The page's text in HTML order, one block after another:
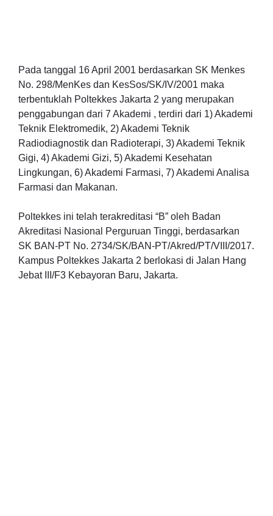
Pada tanggal 16 April 2001 berdasarkan SK Menkes
No. 298/MenKes dan KesSos/SK/IV/2001 maka
terbentuklah Poltekkes Jakarta 2 yang merupakan
penggabungan dari 7 Akademi , terdiri dari 1) Akademi
Teknik Elektromedik, 2) Akademi Teknik
Radiodiagnostik dan Radioterapi, 3) Akademi Teknik
Gigi, 4) Akademi Gizi, 5) Akademi Kesehatan
Lingkungan, 6) Akademi Farmasi, 7) Akademi Analisa
Farmasi dan Makanan.
Poltekkes ini telah terakreditasi “B” oleh Badan
Akreditasi Nasional Perguruan Tinggi, berdasarkan
SK BAN-PT No. 2734/SK/BAN-PT/Akred/PT/VIII/2017.
Kampus Poltekkes Jakarta 2 berlokasi di Jalan Hang
Jebat III/F3 Kebayoran Baru, Jakarta.